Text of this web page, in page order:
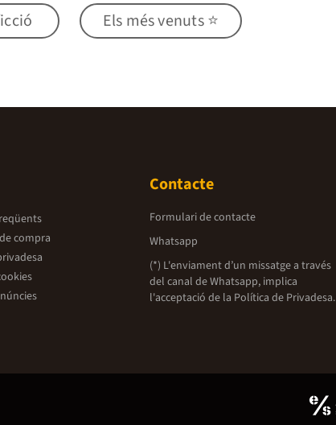
Els més venuts ⭐
compra
Contacte
Formulari de contacte
Whatsapp
(*) L'enviament d’un missatge a través
del canal de Whatsapp, implica
l'acceptació de la Política de Privadesa.